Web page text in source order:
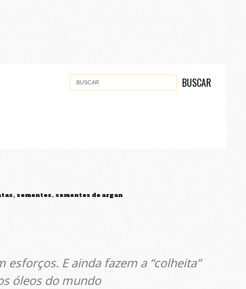
, sementes, sementes de argan
E ainda fazem a “colheita”
óleos do mundo